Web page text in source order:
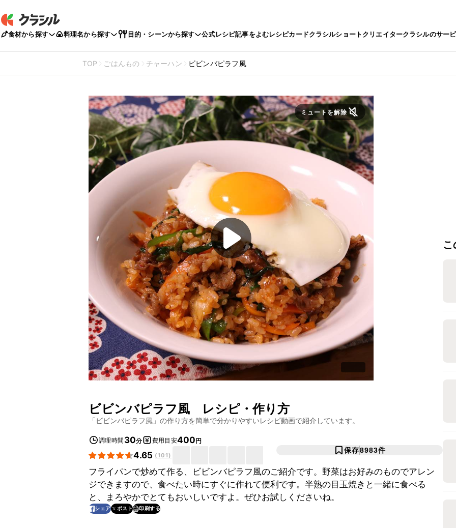
食材から探す 料理名から探す 目的・シーンから探す 公式レシピ記事をよむレシピカードクラシルショートクリエイタークラシルのサー
TOP ごはんもの チャーハン ビビンバピラフ風
ミュートを解除
ビビンバピラフ風 レシピ・作り方
「ビビンバピラフ風 」の作り方を簡単で分かりやすいレシピ動画で紹介しています。
調理時間 30分 費用目安400円
4.65 (101)
保存8983件
フライパンで炒めて作る、ビビンバピラフ風のご紹介です。野菜はお好みのものでアレン
ジできますので、食べたい時にすぐに作れて便利です。半熟の目玉焼きと一緒に食べる
と、まろやかでとてもおいしいですよ。ぜひお試しくださいね。
シェア ポスト 印刷する